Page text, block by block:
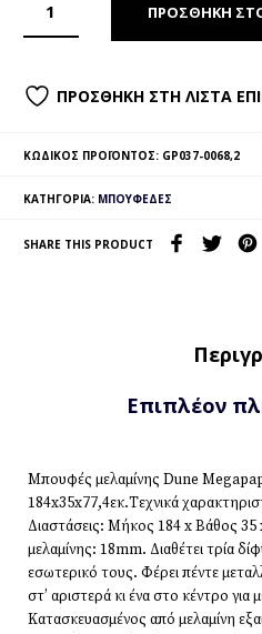
ΠΡΟΣΘΉΚΗ
ΠΡΟΣΘΉΚΗ ΣΤΗ ΛΊΣΤΑ
ΚΩΔΙΚΌΣ ΠΡΟΪΌΝΤΟΣ: GP037-0068,2
ΚΑΤΗΓΟΡΊΑ: ΜΠΟΥΦΈΔΕΣ
SHARE THIS PRODUCT
Επιπλέον
Μπουφές μελαμίνης Dune
184x35x77,4εκ.Τεχνικά
Διαστάσεις: Μήκος 184 x Βάθος
μελαμίνης: 18mm. Διαθέτει τρία
εσωτερικό τους. Φέρει πέντε
στ’ αριστερά κι ένα στο κέντρο για
Κατασκευασμένος από μελαμίνη